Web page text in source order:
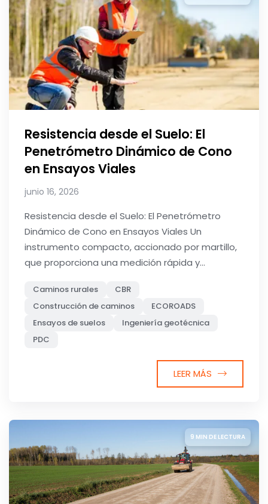
Resistencia desde el Suelo: El
Penetrómetro Dinámico de Cono
en Ensayos Viales
junio 16, 2026
Resistencia desde el Suelo: El Penetrómetro
Dinámico de Cono en Ensayos Viales Un
instrumento compacto, accionado por martillo,
que proporciona una medición rápida y...
Caminos rurales
CBR
Construcción de caminos
ECOROADS
Ensayos de suelos
Ingeniería geotécnica
PDC
LEER MÁS
9 MIN DE LECTURA